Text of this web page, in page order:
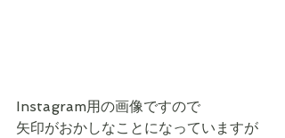
Instagram用の画像ですので
矢印がおかしなことになっていますが